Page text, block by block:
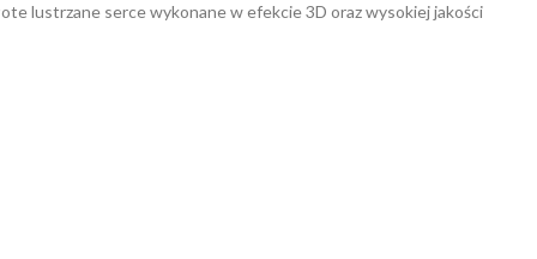
lustrzane serce wykonane w efekcie 3D oraz wysokiej jakości